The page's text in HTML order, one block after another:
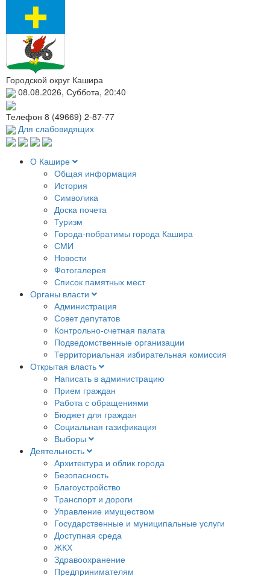
Городской округ Кашира
08.08.2026, Суббота, 20:40
Телефон 8 (49669) 2-87-77
Для слабовидящих
О Кашире
Общая информация
История
Символика
Доска почета
Туризм
Города-побратимы города Кашира
СМИ
Новости
Фотогалерея
Список памятных мест
Органы власти
Администрация
Совет депутатов
Контрольно-счетная палата
Подведомственные организации
Территориальная избирательная комиссия
Открытая власть
Написать в администрацию
Прием граждан
Работа с обращениями
Бюджет для граждан
Социальная газификация
Выборы
Деятельность
Архитектура и облик города
Безопасность
Благоустройство
Транспорт и дороги
Управление имуществом
Государственные и муниципальные услуги
Доступная среда
ЖКХ
Здравоохранение
Предпринимателям